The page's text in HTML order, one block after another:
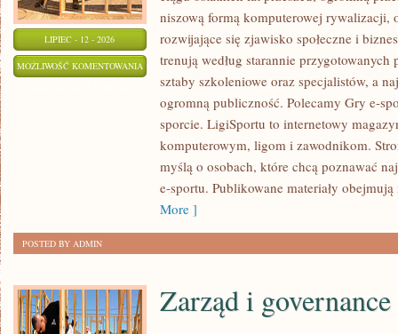
LIPIEC - 12 - 2026
MOŻLIWOŚĆ KOMENTOWANIA
SPORTOWE
niszową formą komputerowej rywalizacji,
rozwijające się zjawisko społeczne i
trenują według starannie
sztaby szkoleniowe oraz specjalistów, a
ogromną publiczność. Polecamy Gry e-
sporcie. LigiSportu to internetowy
komputerowym, ligom i zawodnikom.
myślą o osobach, które chcą poznawać
e-sportu. Publikowane materiały
More ]
POSTED BY ADMIN
Zarząd i governance